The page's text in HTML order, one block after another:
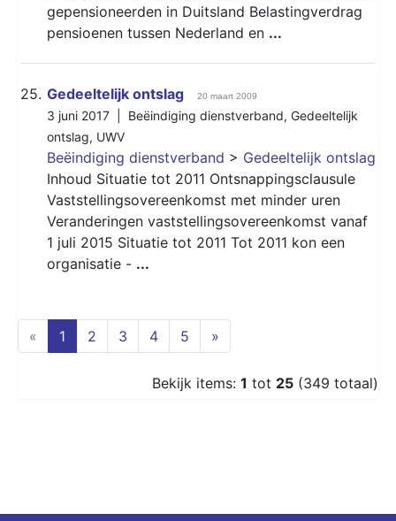
gepensioneerden in Duitsland Belastingverdrag
pensioenen tussen Nederland en ...
25. Gedeeltelijk ontslag 20 maart 2009
3 juni 2017 | Beëindiging dienstverband, Gedeeltelijk
ontslag, UWV
Beëindiging dienstverband > Gedeeltelijk ontslag
Inhoud Situatie tot 2011 Ontsnappingsclausule
Vaststellingsovereenkomst met minder uren
Veranderingen vaststellingsovereenkomst vanaf
1 juli 2015 Situatie tot 2011 Tot 2011 kon een
organisatie - ...
« 1 (current)
2 3 4 5 »
Bekijk items: 1 tot 25 (349 totaal)